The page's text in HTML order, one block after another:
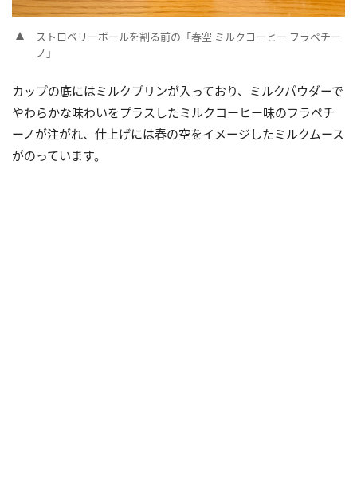
ストロベリーボールを割る前の「春空 ミルクコーヒー フラペチー
ノ」
カップの底にはミルクプリンが入っており、ミルクパウダーで
やわらかな味わいをプラスしたミルクコーヒー味のフラペチ
ーノが注がれ、仕上げには春の空をイメージしたミルクムース
がのっています。